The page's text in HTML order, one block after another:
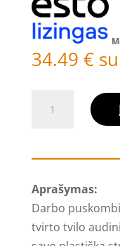
34.49 €
kiekis:
Twill,
rudas,
DPRD
Aprašymas:
Darbo
tvirto tvilo